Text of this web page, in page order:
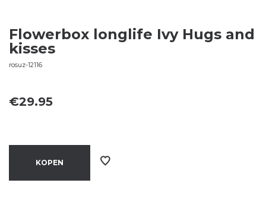
Flowerbox longlife Ivy Hugs and
kisses
rosuz-12116
€29.95
KOPEN